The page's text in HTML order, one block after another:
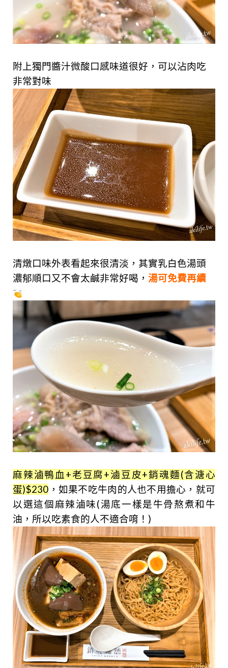
附上獨門醬汁微酸口感味道很好，可以沾肉吃
非常對味
清燉口味外表看起來很清淡，其實乳白色湯頭
濃郁順口又不會太鹹非常好喝， 湯可免費再續
麻辣滷鴨血+老豆腐+滷豆皮+銷魂麵(含溏心
蛋)$230 ，如果不吃牛肉的人也不用擔心，就可
以選這個麻辣滷味(湯底一樣是牛骨熬煮和牛
油，所以吃素食的人不適合唷！)